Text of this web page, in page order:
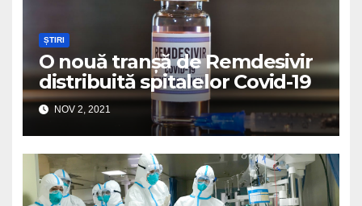
ȘTIRI
O nouă tranșă de Remdesivir
distribuită spitalelor Covid-19
NOV 2, 2021